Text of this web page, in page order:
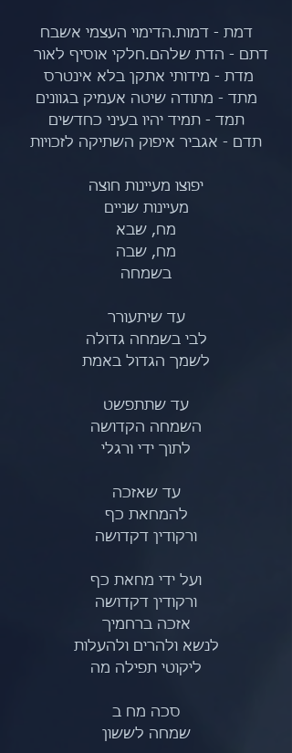
דמת - דמות.הדימוי העצמי אשבח
דתם - הדת שלהם.חלקי אוסיף לאור
מדת - מידותי אתקן בלא אינטרס
מתד - מתודה שיטה אעמיק בגוונים
תמד - תמיד יהיו בעיני כחדשים
תדם - אגביר איפוק השתיקה לזכויות
יפוצו מעיינות חוצה
מעיינות שניים
מח, שבא
מח, שבה
בשמחה
עד שיתעורר
לבי בשמחה גדולה
לשמך הגדול באמת
עד שתתפשט
השמחה הקדושה
לתוך ידי ורגלי
עד שאזכה
להמחאת כף
ורקודין דקדושה
ועל ידי מחאת כף
ורקודין דקדושה
אזכה ברחמיך
לנשא ולהרים ולהעלות
ליקוטי תפילה מה
סכה מח ב
שמחה לששון